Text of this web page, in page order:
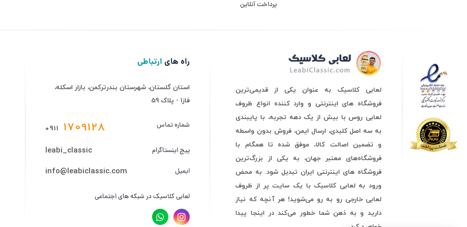
پرداخت آنلاین
لعابی کلاسیک به عنوان یکی از قدیمی‌ترین
فروشگاه های اینترنتی و وارد کننده انواع ظروف
لعابی روس با بیش از یک دهه تجربه، با پایبندی
به سه اصل کلیدی، ارسال ایمن، فروش بدون واسطه
و تضمین اصالت کالا، موفق شده تا همگام با
فروشگاه‌های معتبر جهان، به یکی از بزرگ‌ترین
فروشگاه های اینترنتی ایران تبدیل شود. به محض
ورود به لعابی کلاسیک با یک سایت پر از ظروف
لعابی خارجی رو به رو می‌شوید! هر آنچه که نیاز
دارید و به ذهن شما خطور می‌کند در اینجا پیدا
راه هایارتباطی
استان گلستان، شهرستان بندرترکمن، بازار اسکله،
فاز1 - پلاک 59
شماره تماس 0911 1709128
پیج اینستاگرام leabi_classic
ایمیل info@leabiclassic.com
لعابی کلاسیک در شبکه های اجتماعی